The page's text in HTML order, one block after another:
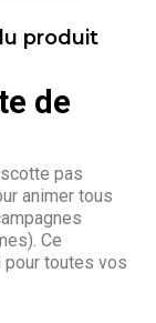
produit
de
pas
animer tous
Ce
toutes vos